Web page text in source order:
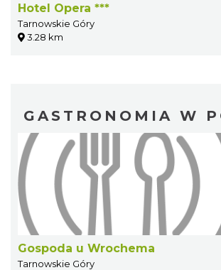
Hotel Opera ***
Tarnowskie Góry
3.28 km
GASTRONOMIA W
Gospoda u Wrochema
Tarnowskie Góry